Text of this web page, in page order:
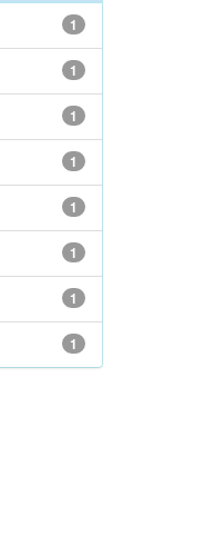
1
1
1
1
1
1
1
1